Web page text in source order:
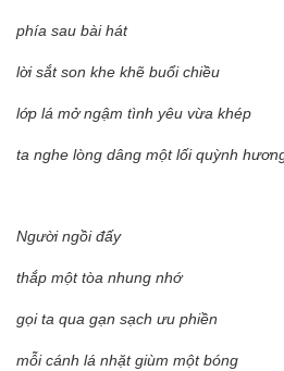
phía sau bài hát
lời sắt son khe khẽ buổi chiều
lớp lá mở ngậm tình yêu vừa khép
ta nghe lòng dâng một lối quỳnh
Người ngồi đấy
thắp một tòa nhung nhớ
gọi ta qua gạn sạch ưu phiền
mỗi cánh lá nhặt giùm một bóng